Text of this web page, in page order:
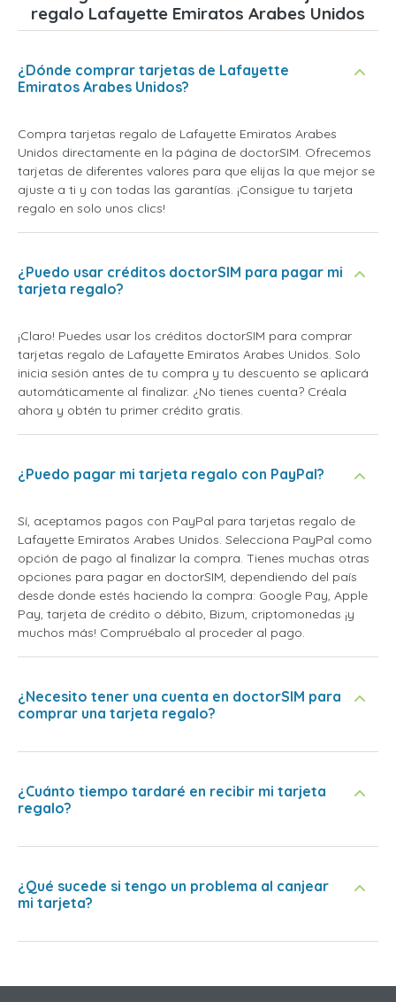
regalo Lafayette Emiratos Arabes Unidos
¿Dónde comprar tarjetas de Lafayette
Emiratos Arabes Unidos?
Compra tarjetas regalo de Lafayette Emiratos Arabes
Unidos directamente en la página de doctorSIM. Ofrecemos
tarjetas de diferentes valores para que elijas la que mejor se
ajuste a ti y con todas las garantías. ¡Consigue tu tarjeta
regalo en solo unos clics!
¿Puedo usar créditos doctorSIM para pagar mi
tarjeta regalo?
¡Claro! Puedes usar los créditos doctorSIM para comprar
tarjetas regalo de Lafayette Emiratos Arabes Unidos. Solo
inicia sesión antes de tu compra y tu descuento se aplicará
automáticamente al finalizar. ¿No tienes cuenta? Créala
ahora y obtén tu primer crédito gratis.
¿Puedo pagar mi tarjeta regalo con PayPal?
Sí, aceptamos pagos con PayPal para tarjetas regalo de
Lafayette Emiratos Arabes Unidos. Selecciona PayPal como
opción de pago al finalizar la compra. Tienes muchas otras
opciones para pagar en doctorSIM, dependiendo del país
desde donde estés haciendo la compra: Google Pay, Apple
Pay, tarjeta de crédito o débito, Bizum, criptomonedas ¡y
muchos más! Compruébalo al proceder al pago.
¿Necesito tener una cuenta en doctorSIM para
comprar una tarjeta regalo?
¿Cuánto tiempo tardaré en recibir mi tarjeta
regalo?
¿Qué sucede si tengo un problema al canjear
mi tarjeta?